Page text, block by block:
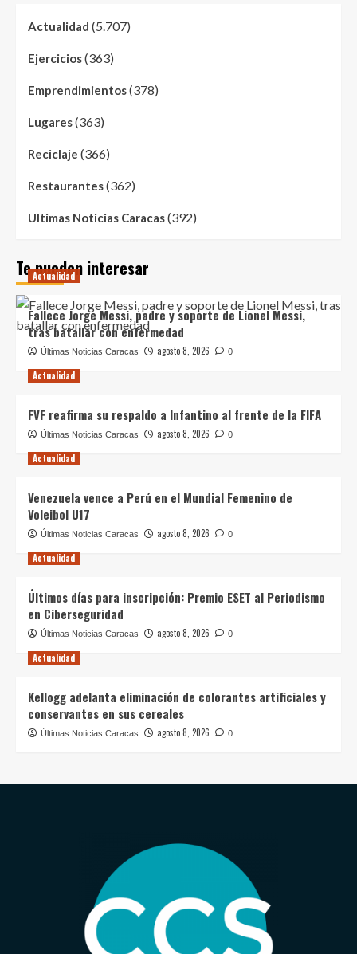
Actualidad (5.707)
Ejercicios(363)
Emprendimientos(378)
Lugares(363)
Reciclaje (366)
Restaurantes(362)
Ultimas Noticias Caracas(392)
Te pueden interesar
Actualidad
Fallece Jorge Messi, padre y soporte de Lionel Messi,
tras batallar con enfermedad
Últimas Noticias Caracas agosto 8, 2026 0
Actualidad
FVF reafirma su respaldo a Infantino al frente de la FIFA
Últimas Noticias Caracas agosto 8, 2026 0
Actualidad
Venezuela vence a Perú en el Mundial Femenino de
Voleibol U17
Últimas Noticias Caracas agosto 8, 2026 0
Actualidad
Últimos días para inscripción: Premio ESET al Periodismo
en Ciberseguridad
Últimas Noticias Caracas agosto 8, 2026 0
Actualidad
Kellogg adelanta eliminación de colorantes artificiales y
conservantes en sus cereales
Últimas Noticias Caracas agosto 8, 2026 0